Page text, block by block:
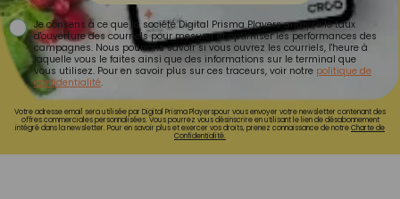
Je consens à ce que la société Digital Prisma Players analyse le taux
d'ouverture des courriels pour mesurer et optimiser les performances des
campagnes. Nous pourrons savoir si vous ouvrez les courriels, l'heure à
laquelle vous le faites ainsi que des informations sur le terminal que
vous utilisez. Pour en savoir plus sur ces traceurs, voir notre politique de
confidentialité.
Votre adresse email sera utilisée par Digital Prisma Playerspour vous envoyer votre newsletter contenant des
offres commerciales personnalisées. Vous pourrez vous désinscrire en utilisant le lien de désabonnement
intégré dans la newsletter. Pour en savoir plus et exercer vos droits, prenez connaissance de notreCharte de
Confidentialité.